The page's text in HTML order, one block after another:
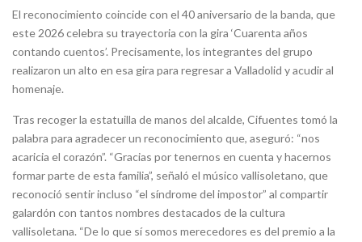
El reconocimiento coincide con el 40 aniversario de la banda, que
este 2026 celebra su trayectoria con la gira ‘Cuarenta años
contando cuentos’. Precisamente, los integrantes del grupo
realizaron un alto en esa gira para regresar a Valladolid y acudir al
homenaje.
Tras recoger la estatuilla de manos del alcalde, Cifuentes tomó la
palabra para agradecer un reconocimiento que, aseguró: “nos
acaricia el corazón”. “Gracias por tenernos en cuenta y hacernos
formar parte de esta familia”, señaló el músico vallisoletano, que
reconoció sentir incluso “el síndrome del impostor” al compartir
galardón con tantos nombres destacados de la cultura
vallisoletana. “De lo que sí somos merecedores es del premio a la